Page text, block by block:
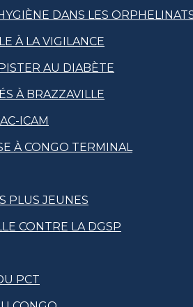
DANS LES
À LA VIGILANCE
AU DIABÈTE
À BRAZZAVILLE
ICAM
À CONGO TERMINAL
PLUS JEUNES
CONTRE LA DGSP
PCT